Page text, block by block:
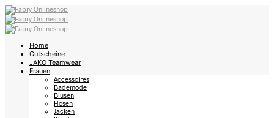
Home
Gutscheine
JAKO Teamwear
Frauen
Accessoires
Bademode
Blusen
Hosen
Jacken